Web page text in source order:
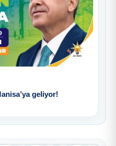
geliyor!